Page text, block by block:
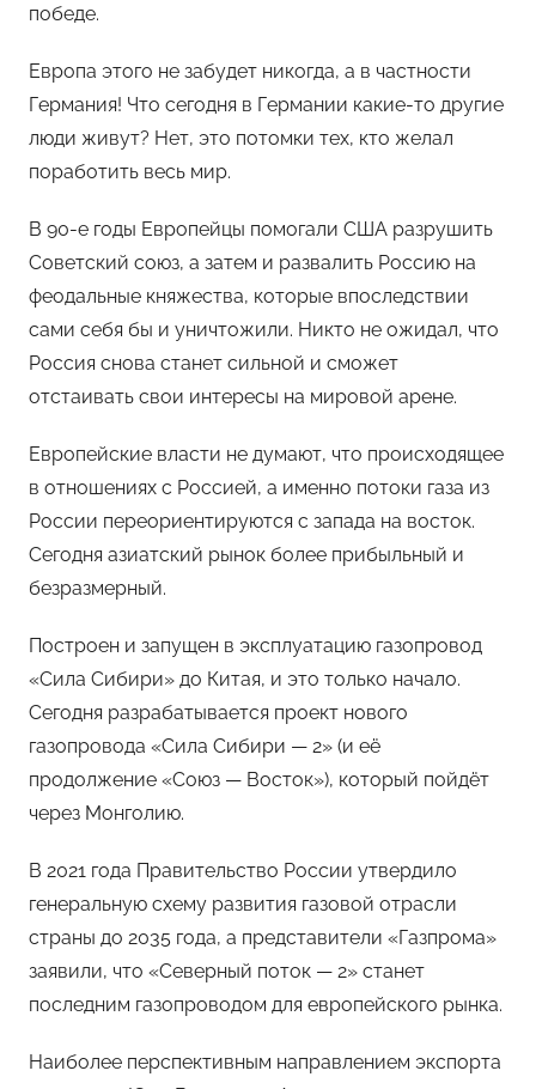
победе.
Европа этого не забудет никогда, а в частности
Германия! Что сегодня в Германии какие-то другие
люди живут? Нет, это потомки тех, кто желал
поработить весь мир.
В 90-е годы Европейцы помогали США разрушить
Советский союз, а затем и развалить Россию на
феодальные княжества, которые впоследствии
сами себя бы и уничтожили. Никто не ожидал, что
Россия снова станет сильной и сможет
отстаивать свои интересы на мировой арене.
Европейские власти не думают, что происходящее
в отношениях с Россией, а именно потоки газа из
России переориентируются с запада на восток.
Сегодня азиатский рынок более прибыльный и
безразмерный.
Построен и запущен в эксплуатацию газопровод
«Сила Сибири» до Китая, и это только начало.
Сегодня разрабатывается проект нового
газопровода «Сила Сибири — 2» (и её
продолжение «Союз — Восток»), который пойдёт
через Монголию.
В 2021 года Правительство России утвердило
генеральную схему развития газовой отрасли
страны до 2035 года, а представители «Газпрома»
заявили, что «Северный поток — 2» станет
последним газопроводом для европейского рынка.
Наиболее перспективным направлением экспорта